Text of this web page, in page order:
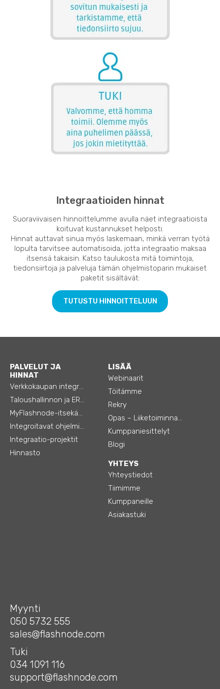
Integraatioiden hinnat
Suoraviivaisen hinnoittelumme avulla näet integraatioista
koituvat kustannukset helposti.
Hinnat auttavat sinua myös laskemaan, minkä verran työtä
lopulta tarvitsee automatisoida, jotta integraatio maksaa
itsensä takaisin. Katso taulukosta mitä toimintoja,
tiedonsiirtoja ja palveluja tämän ohjelmistoparin mukaiset
paketit sisältävät:
TUTUSTU HINNOITTELUUN
PALVELUT JA
HINNAT
Verkkokaupan integraatiot
Taloushallinnon ja ERP:n integraatiot
MyFlashnode-itsekäyttö-automaatio
Integroitavat ohjelmistot
Integraatio-projektit
Hinnasto
LISÄÄ
Webinaarit
Töitämme
Rekry
Opas – Liiketoiminnan tehostamiseen
Kumppaniesittelyt
Blogi
YHTEYS
Yhteystiedot
Tiimimme
Kumppaneille
Asiakastuki
Myynti
050 5732 555
sales@flashnode.com
Tuki
034 1091 116
support@flashnode.com